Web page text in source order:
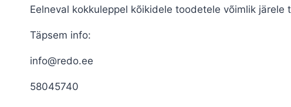
Eelneval kokkuleppel kõikidele toodetele võimlik järele
Täpsem info:
info@redo.ee
58045740